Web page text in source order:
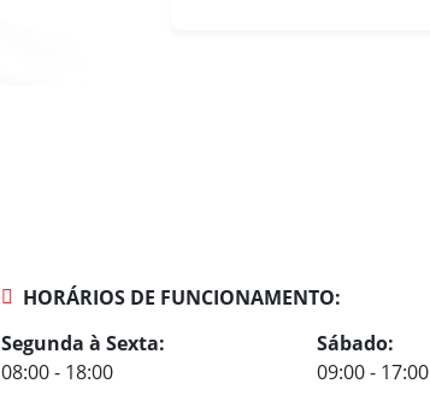
HORÁRIOS DE FUNCIONAMENTO:
Segunda à Sexta:
08:00 - 18:00
Sábado:
09:00 - 17:00